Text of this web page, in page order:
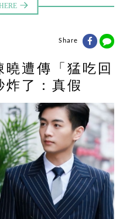
Share
遭傳「猛吃回
炸了：真假